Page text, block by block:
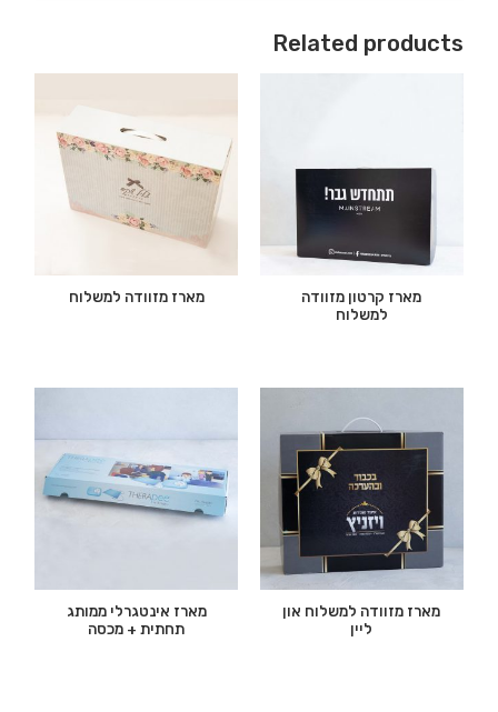
Related products
מארז קרטון מזוודה
למשלוח
מארז מזוודה למשלוח
מארז מזוודה למשלוח און
ליין
מארז אינטגרלי ממותג
תחתית + מכסה